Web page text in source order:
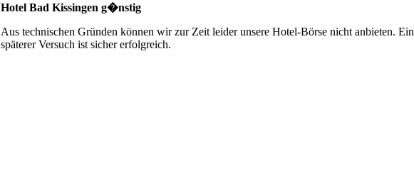
Hotel Bad Kissingen g�nstig
Aus technischen Gründen können wir zur Zeit leider unsere Hotel-Börse nicht anbieten. Ein
späterer Versuch ist sicher erfolgreich.